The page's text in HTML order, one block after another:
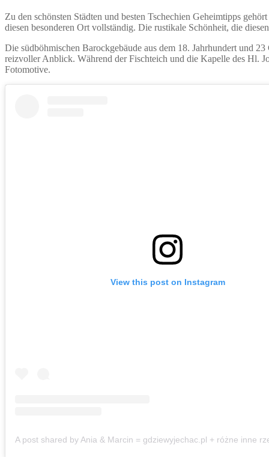
Zu den schönsten Städten und besten Tschechien Geheimtipps
diesen besonderen Ort vollständig. Die rustikale Schönheit, die
Die südböhmischen Barockgebäude aus dem 18. Jahrhundert und
reizvoller Anblick. Während der Fischteich und die Kapelle des Hl.
Fotomotive.
View this post on Instagram